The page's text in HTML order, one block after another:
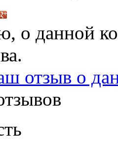
о данной
отзыв о